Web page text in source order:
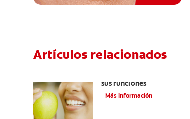
Artículos relacionados
sus funciones
Más información